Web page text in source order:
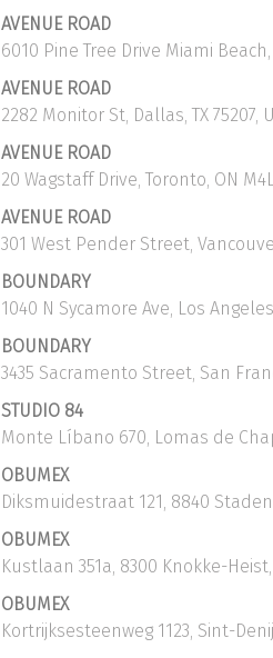
AVENUE ROAD
6010 Pine Tree Drive Miami Beach,
AVENUE ROAD
2282 Monitor St, Dallas, TX 75207,
AVENUE ROAD
20 Wagstaff Drive, Toronto, ON
AVENUE ROAD
301 West Pender Street,
BOUNDARY
1040 N Sycamore Ave, Los
BOUNDARY
3435 Sacramento Street, San
STUDIO 84
Monte Líbano 670, Lomas de
OBUMEX
Diksmuidestraat 121, 8840
OBUMEX
Kustlaan 351a, 8300 Knokke-
OBUMEX
Kortrijksesteenweg 1123, Sint-